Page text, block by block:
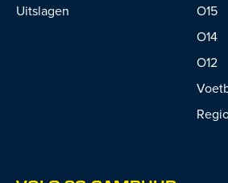
Uitslagen
O15
O14
O12